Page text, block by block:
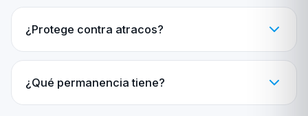
¿Protege contra atracos?
¿Qué permanencia tiene?